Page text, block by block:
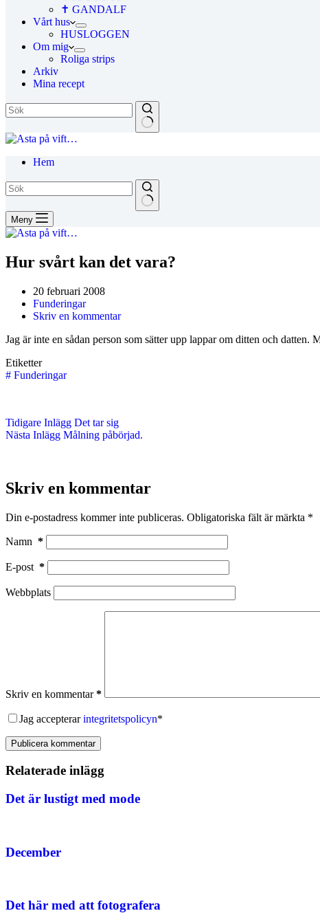
✝ GANDALF
Vårt hus
HUSLOGGEN
Om mig
Roliga strips
Arkiv
Mina recept
Hem
Meny
Hur svårt kan det vara?
20 februari 2008
Funderingar
Skriv en kommentar
Jag är inte en sådan person som sätter upp lappar om ditten och
Etiketter
# Funderingar
Tidigare Inlägg Det tar sig
Nästa Inlägg Målning påbörjad.
Skriv en kommentar
Din e-postadress kommer inte publiceras. Obligatoriska fält är märkta *
Namn *
E-post *
Webbplats
Skriv en kommentar*
Jag accepterarintegritetspolicyn*
Publicera kommentar
Relaterade inlägg
Det är lustigt med mode
December
Det här med att fotografera